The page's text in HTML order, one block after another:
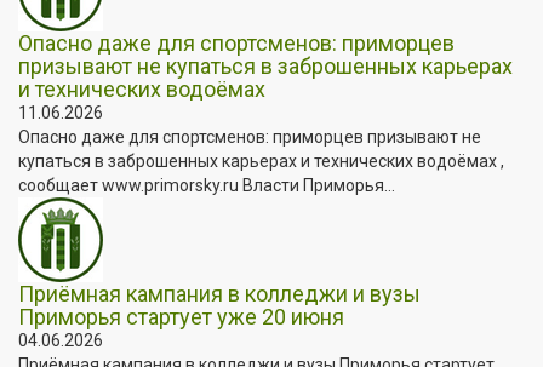
Опасно даже для спортсменов: приморцев
призывают не купаться в заброшенных карьерах
и технических водоёмах
11.06.2026
Опасно даже для спортсменов: приморцев призывают не
купаться в заброшенных карьерах и технических водоёмах ,
сообщает www.primorsky.ru Власти Приморья...
Приёмная кампания в колледжи и вузы
Приморья стартует уже 20 июня
04.06.2026